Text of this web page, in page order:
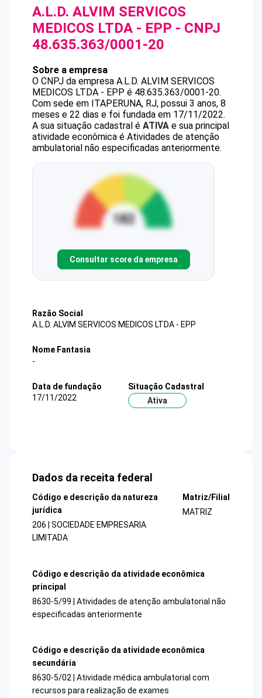
A.L.D. ALVIM SERVICOS
MEDICOS LTDA - EPP - CNPJ
48.635.363/0001-20
Sobre a empresa
O CNPJ da empresa A.L.D. ALVIM SERVICOS
MEDICOS LTDA - EPP é 48.635.363/0001-20.
Com sede em ITAPERUNA, RJ, possui 3 anos, 8
meses e 22 dias e foi fundada em 17/11/2022.
A sua situação cadastral é ATIVA e sua principal
atividade econômica é Atividades de atenção
ambulatorial não especificadas anteriormente.
Consultar score da empresa
Razão Social
A.L.D. ALVIM SERVICOS MEDICOS LTDA - EPP
Nome Fantasia
-
Data de fundação
17/11/2022
Situação Cadastral
Ativa
Dados da receita federal
Código e descrição da natureza
jurídica
206 | SOCIEDADE EMPRESARIA
LIMITADA
Matriz/Filial
MATRIZ
Código e descrição da atividade econômica
principal
8630-5/99 | Atividades de atenção ambulatorial não
especificadas anteriormente
Código e descrição da atividade econômica
secundária
8630-5/02 | Atividade médica ambulatorial com
recursos para realização de exames